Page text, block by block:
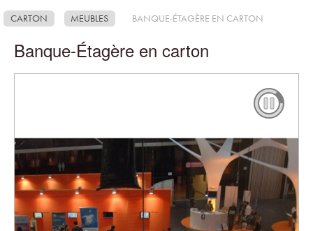
CARTON MEUBLES BANQUE-ÉTAGÈRE EN CARTON
Banque-Étagère en carton